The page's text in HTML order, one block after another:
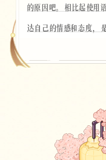
的原因吧。相比起使用
达自己的情感和态度，